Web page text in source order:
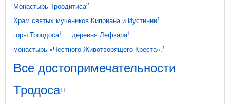
Монастырь Троодитиса2
Храм святых мучеников Киприана и Иустинии1
горы Троодоса1 деревня Лефкара1
монастырь «Честного Животворящего Креста».1
Все достопримечательности
Тродоса11